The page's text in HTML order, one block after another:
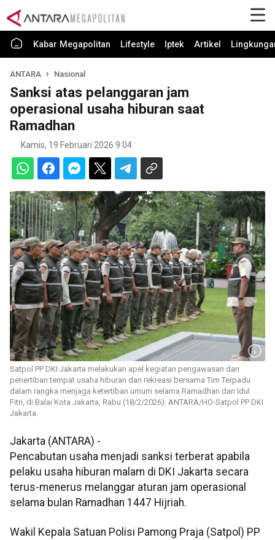
Kabar Megapolitan Lifestyle Iptek Artikel
ANTARA Nasional
Sanksi atas pelanggaran jam
operasional usaha hiburan saat
Ramadhan
Kamis, 19 Februari 2026 9:04
Satpol PP DKI Jakarta melakukan apel kegiatan pengawasan dan
penertiban tempat usaha hiburan dan rekreasi bersama Tim Terpadu
dalam rangka menjaga ketertiban umum selama Ramadhan dan Idul
Fitri, di Balai Kota Jakarta, Rabu (18/2/2026). ANTARA/HO-Satpol PP DKI
Jakarta.
Jakarta (ANTARA) -
Pencabutan usaha menjadi sanksi terberat apabila
pelaku usaha hiburan malam di DKI Jakarta secara
terus-menerus melanggar aturan jam operasional
selama bulan Ramadhan 1447 Hijriah.
Wakil Kepala Satuan Polisi Pamong Praja (Satpol) PP